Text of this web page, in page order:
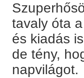
tavaly óta
és kiadás
de tény,
napvilágot.